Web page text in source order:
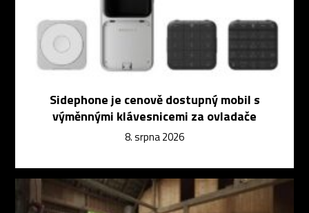
Sidephone je cenově dostupný mobil s
výměnnými klávesnicemi za ovladače
8. srpna 2026